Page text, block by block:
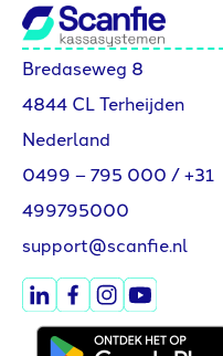
Bredaseweg 8
4844 CL Terheijden
Nederland
0499 – 795 000 /+31
499795000
support@scanfie.nl